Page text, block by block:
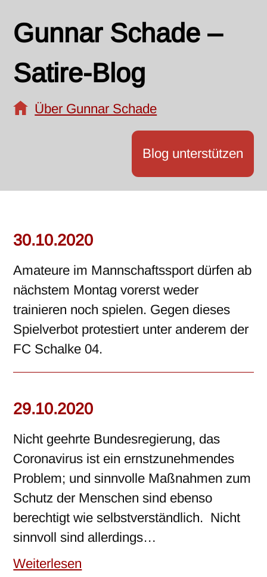
Gunnar Schade –
Satire-Blog
Über Gunnar Schade
Blog unterstützen
30.10.2020
Amateure im Mannschaftssport dürfen ab
nächstem Montag vorerst weder
trainieren noch spielen. Gegen dieses
Spielverbot protestiert unter anderem der
FC Schalke 04.
29.10.2020
Nicht geehrte Bundesregierung, das
Coronavirus ist ein ernstzunehmendes
Problem; und sinnvolle Maßnahmen zum
Schutz der Menschen sind ebenso
berechtigt wie selbstverständlich. Nicht
sinnvoll sind allerdings…
Weiterlesen